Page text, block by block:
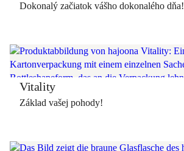
Dokonalý začiatok vášho dokonalého dňa!
Vitality
Základ vašej pohody!